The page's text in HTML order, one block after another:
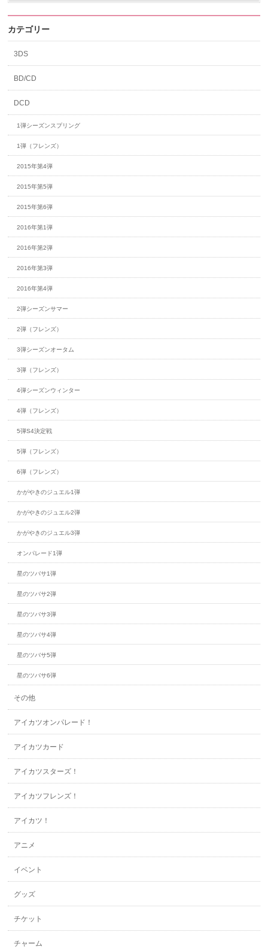
カテゴリー
3DS
BD/CD
DCD
1弾シーズンスプリング
1弾（フレンズ）
2015年第4弾
2015年第5弾
2015年第6弾
2016年第1弾
2016年第2弾
2016年第3弾
2016年第4弾
2弾シーズンサマー
2弾（フレンズ）
3弾シーズンオータム
3弾（フレンズ）
4弾シーズンウィンター
4弾（フレンズ）
5弾S4決定戦
5弾（フレンズ）
6弾（フレンズ）
かがやきのジュエル1弾
かがやきのジュエル2弾
かがやきのジュエル3弾
オンパレード1弾
星のツバサ1弾
星のツバサ2弾
星のツバサ3弾
星のツバサ4弾
星のツバサ5弾
星のツバサ6弾
その他
アイカツオンパレード！
アイカツカード
アイカツスターズ！
アイカツフレンズ！
アイカツ！
アニメ
イベント
グッズ
チケット
チャーム